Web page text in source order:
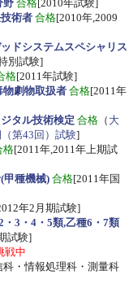
野 合格[2010年試験]
術者 合格[2010年,2009
ドシステムスペシャリス
別試験]
格[2011年試験]
物劇物取扱者 合格[2011年
タル技術検定 合格 （ 大
第43回）試験]
格[2011年,2011年上期試
甲種機械) 合格[2011年国
年2月期試験]
3・4・5類,乙種6・7類
試験]
戦中
・情報処理科・測量科